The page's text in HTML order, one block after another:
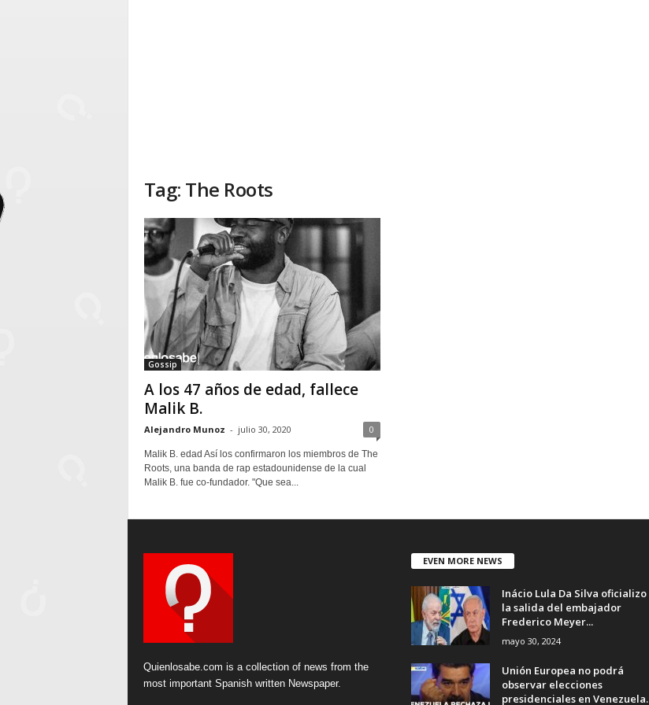
Tag: The Roots
Gossip
A los 47 años de edad, fallece
Malik B.
Alejandro Munoz - julio 30, 2020 0
Malik B. edad Así los confirmaron los miembros de The
Roots, una banda de rap estadounidense de la cual
Malik B. fue co-fundador. "Que sea...
Quienlosabe.com is a collection of news from the
most important Spanish written Newspaper.
EVEN MORE NEWS
Inácio Lula Da Silva oficializo
la salida del embajador
Frederico Meyer...
mayo 30, 2024
Unión Europea no podrá
observar elecciones
presidenciales en Venezuela.